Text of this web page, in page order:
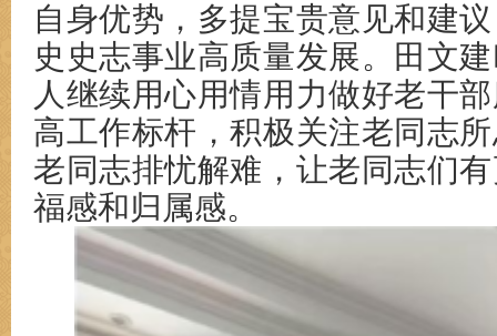
自身优势，多提宝贵意见和建
史史志事业高质量发展。田文
人继续用心用情用力做好老干
高工作标杆，积极关注老同志
老同志排忧解难，让老同志们
福感和归属感。